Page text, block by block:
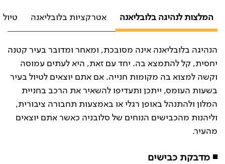
המלצות לנהיגה בלובליאנה אטרקציות בלובליאנה
הנהיגה בלובליאנה אינה מסובכת, ומאחר ומדובר בעיר קטנה
יחסית, קל להתמצא בה. יחד עם זאת, היא לעתים עמוסה
וקשה למצוא בה מקומות חנייה. אם אתם יוצאים לטיול בעיר
בשעות העומס, ייתכן ותעדיפו להשאיר את הרכב בחניית
המלון ולהתנהל באופן רגלי או באמצעות תחבורה ציבורית,
וליהנות מהכבישים הנוחים של סלובניה כאשר אתם יוצאים
מהעיר.
◾ מדבקת כבישים